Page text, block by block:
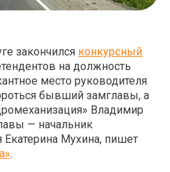
закончился конкурсный
на должность
место руководителя
бывший замглавы, а
Владимир
— начальник
Мухина, пишет
.